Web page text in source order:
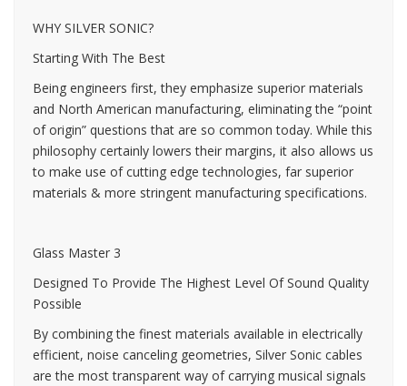
WHY SILVER SONIC?
Starting With The Best
Being engineers first, they emphasize superior materials
and North American manufacturing, eliminating the “point
of origin” questions that are so common today. While this
philosophy certainly lowers their margins, it also allows us
to make use of cutting edge technologies, far superior
materials & more stringent manufacturing specifications.
Glass Master 3
Designed To Provide The Highest Level Of Sound Quality
Possible
By combining the finest materials available in electrically
efficient, noise canceling geometries, Silver Sonic cables
are the most transparent way of carrying musical signals